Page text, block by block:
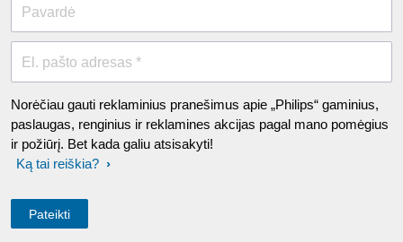
Pavardė
El. pašto adresas *
Norėčiau gauti reklaminius pranešimus apie „Philips“ gaminius,
paslaugas, renginius ir reklamines akcijas pagal mano pomėgius
ir požiūrį. Bet kada galiu atsisakyti!
Ką tai reiškia?